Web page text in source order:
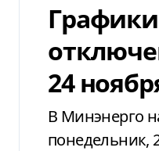
Графики
24
В Минэнерго
понедельник,